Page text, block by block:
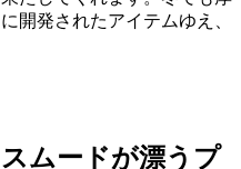
開発されたアイテムゆえ、
ムードが漂うプ